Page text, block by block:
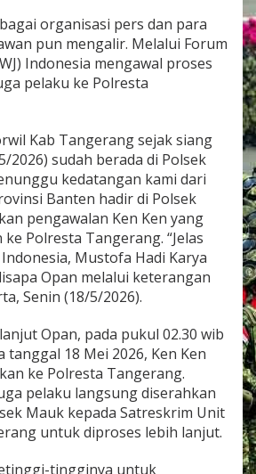
organisasi pers dan para
pun mengalir. Melalui Forum
Indonesia mengawal proses
pelaku ke Polresta
Kab Tangerang sejak siang
2026) sudah berada di Polsek
kedatangan kami dari
Banten hadir di Polsek
pengawalan Ken Ken yang
Polresta Tangerang. “Jelas
Indonesia, Mustofa Hadi Karya
Opan melalui keterangan
Senin (18/5/2026).
Opan, pada pukul 02.30 wib
18 Mei 2026, Ken Ken
ke Polresta Tangerang.
pelaku langsung diserahkan
Mauk kepada Satreskrim Unit
untuk diproses lebih lanjut.
tingginya untuk